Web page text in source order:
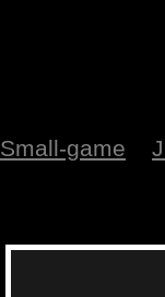
Small-game